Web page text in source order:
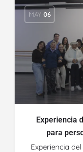
MAY 06
Experiencia
para
Experiencia